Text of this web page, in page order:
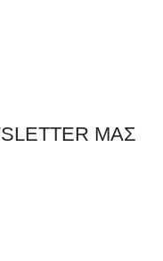
ΜΑΣ